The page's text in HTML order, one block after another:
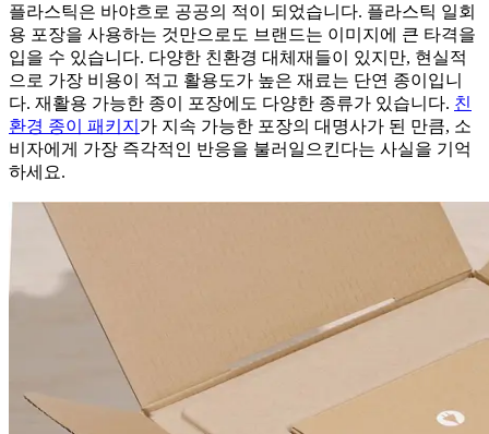
플라스틱은 바야흐로 공공의 적이 되었습니다. 플라스틱 일회
용 포장을 사용하는 것만으로도 브랜드는 이미지에 큰 타격을
입을 수 있습니다. 다양한 친환경 대체재들이 있지만, 현실적
으로 가장 비용이 적고 활용도가 높은 재료는 단연 종이입니
다. 재활용 가능한 종이 포장에도 다양한 종류가 있습니다. 친
환경 종이 패키지 가 지속 가능한 포장의 대명사가 된 만큼, 소
비자에게 가장 즉각적인 반응을 불러일으킨다는 사실을 기억
하세요.